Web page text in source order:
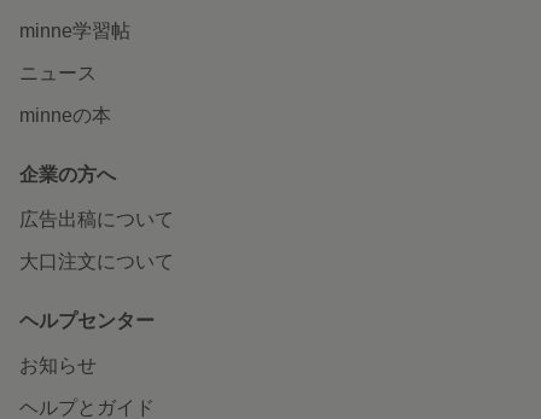
minne学習帖
ニュース
minneの本
企業の方へ
広告出稿について
大口注文について
ヘルプセンター
お知らせ
ヘルプとガイド